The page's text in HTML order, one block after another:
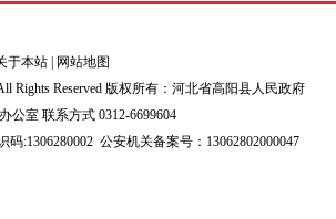
于本站
网站地图
Rights Reserved 版权所有：河北省高阳县人民政府
公室 联系方式 0312-6699604
:1306280002 公安机关备案号：13062802000047